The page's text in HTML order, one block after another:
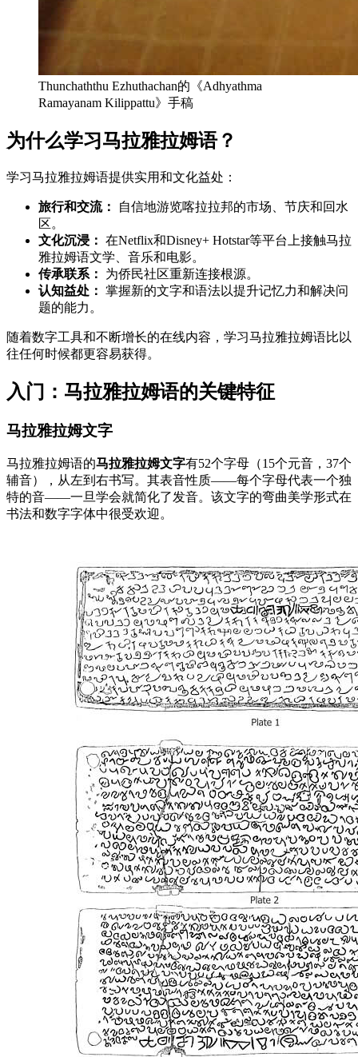
Thunchaththu Ezhuthachan的《Adhyathma
Ramayanam Kilippattu》手稿
为什么学习马拉雅拉姆语？
学习马拉雅拉姆语提供实用和文化益处：
旅行和交流：
自信地游览喀拉拉邦的市场、节庆和回水
区。
文化沉浸： 在Netflix和Disney+ Hotstar等平台上接触马拉
雅拉姆语文学、音乐和电影。
传承联系：
为侨民社区重新连接根源。
认知益处： 掌握新的文字和语法以提升记忆力和解决问
题的能力。
随着数字工具和不断增长的在线内容，学习马拉雅拉姆语比以
往任何时候都更容易获得。
入门：马拉雅拉姆语的关键特征
马拉雅拉姆文字
马拉雅拉姆语的马拉雅拉姆文字有52个字母（15个元音，37个
辅音），从左到右书写。其表音性质——每个字母代表一个独
特的音——一旦学会就简化了发音。该文字的弯曲美学形式在
书法和数字字体中很受欢迎。